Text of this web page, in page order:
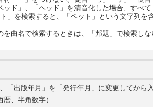
ド」、「ヘッド」を清音化した場合、すべて
」を検索すると、「ペット」という文字列を
曲名で検索するときは、「邦題」で検索しな
出版年月」を「発行年月」に変更してから
、半角数字）